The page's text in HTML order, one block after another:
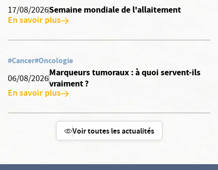
17/08/2026Semaine mondiale de l'allaitement
En savoir plus
#Cancer#Oncologie
06/08/2026
Marqueurs tumoraux : à quoi servent-ils
vraiment ?
En savoir plus
Voir toutes les actualités